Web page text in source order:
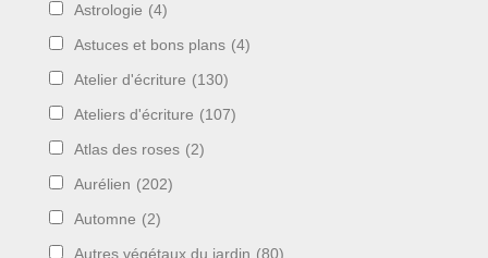
Astrologie (4)
Astuces et bons plans (4)
Atelier d'écriture (130)
Ateliers d'écriture (107)
Atlas des roses (2)
Aurélien (202)
Automne (2)
Autres végétaux du jardin (80)